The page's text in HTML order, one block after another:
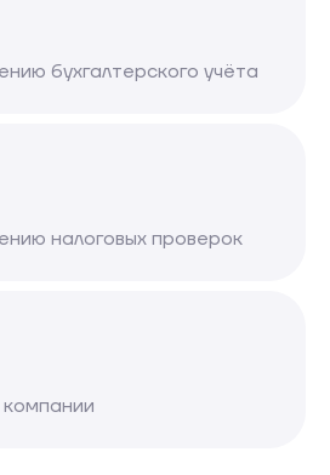
бухгалтерского учёта
налоговых проверок